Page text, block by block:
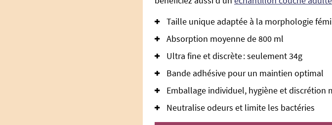
Taille unique adaptée à la morphologie
Absorption moyenne de 800 ml
Ultra fine et discrète : seulement 34g
Bande adhésive pour un maintien optimal
Emballage individuel, hygiène et discrétion
Neutralise odeurs et limite les bactéries